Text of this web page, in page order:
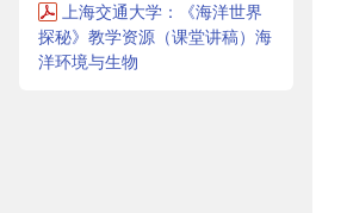
上海交通大学：《海洋世界
探秘》教学资源（课堂讲稿）海
洋环境与生物